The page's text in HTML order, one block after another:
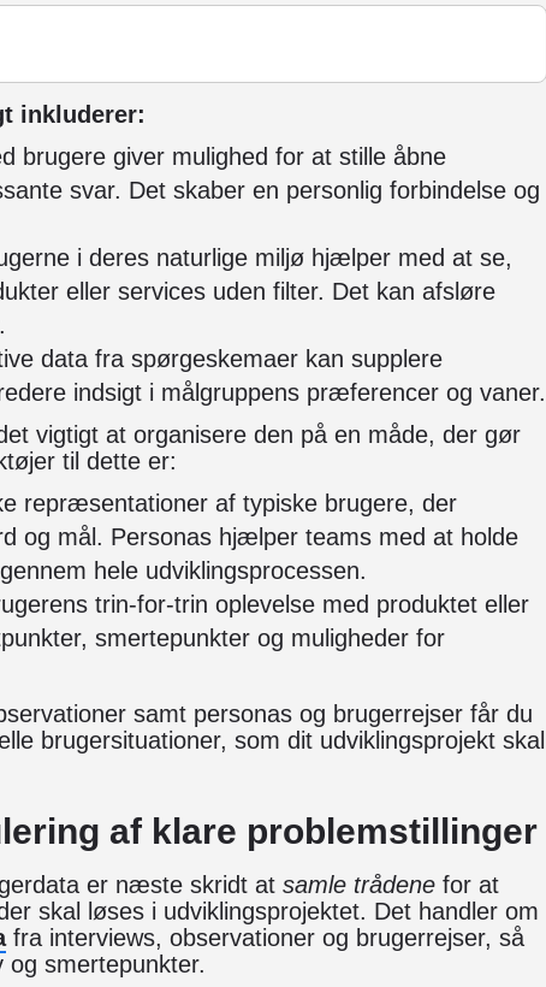
inkluderer:
brugere giver mulighed for at stille åbne
svar. Det skaber en personlig forbindelse og
i deres naturlige miljø hjælper med at se,
eller services uden filter. Det kan afsløre
data fra spørgeskemaer kan supplere
indsigt i målgruppens præferencer og vaner.
vigtigt at organisere den på en måde, der gør
til dette er:
repræsentationer af typiske brugere, der
og mål. Personas hjælper teams med at holde
hele udviklingsprocessen.
trin-for-trin oplevelse med produktet eller
smertepunkter og muligheder for
samt personas og brugerrejser får du
brugersituationer, som dit udviklingsprojekt skal
af klare problemstillinger
er næste skridt at samle trådene for at
skal løses i udviklingsprojektet. Det handler om
fra interviews, observationer og brugerrejser, så
smertepunkter.